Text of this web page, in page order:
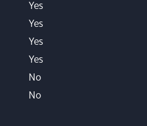
Yes
Yes
Yes
Yes
No
No